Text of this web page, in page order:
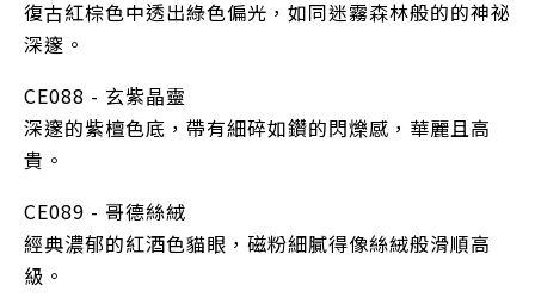
復古紅棕色中透出綠色偏光，如同迷霧森林般的的神祕
深邃。
CE088 - 玄紫晶靈
深邃的紫檀色底，帶有細碎如鑽的閃爍感，華麗且高
貴。
CE089 - 哥德絲絨
經典濃郁的紅酒色貓眼，磁粉細膩得像絲絨般滑順高
級。